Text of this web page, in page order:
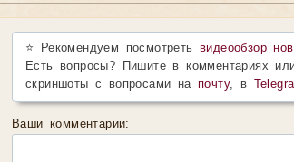
⭐ Рекомендуем посмотретьвидеообзор
Есть вопросы? Пишите в комментариях
скриншоты с вопросами напочту, в
Ваши комментарии: